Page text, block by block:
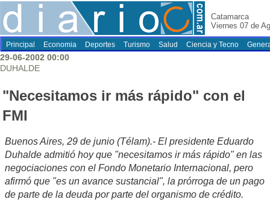
Catamarca
Viernes 07 de
Principal Economia Deportes Turismo Salud Ciencia y Tecno
29-06-2002 00:00
DUHALDE
"Necesitamos ir más rápido" con el
FMI
Buenos Aires, 29 de junio (Télam).- El presidente Eduardo
Duhalde admitió hoy que "necesitamos ir más rápido" en las
negociaciones con el Fondo Monetario Internacional, pero
afirmó que "es un avance sustancial", la prórroga de un pago
de parte de la deuda por parte del organismo de crédito.